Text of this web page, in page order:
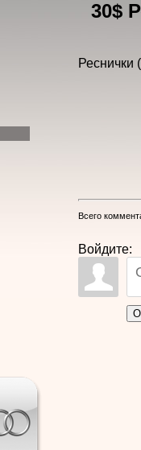
30$
Реснички
Всего
Войдите: